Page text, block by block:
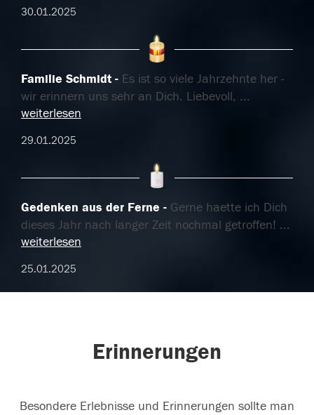
30.01.2025
Familie Schmidt
Es ist so viele Jahrzehnte her -
wir erinnern uns sehr an Dich. Liebevoll, ...
weiterlesen
29.01.2025
Gedenken aus der Ferne
Gerne haette ich Dich
dieses Jahr nach langer Zeit nochmal getroffen! ...
weiterlesen
25.01.2025
Erinnerungen
Besondere Erlebnisse und Erinnerungen sollte man